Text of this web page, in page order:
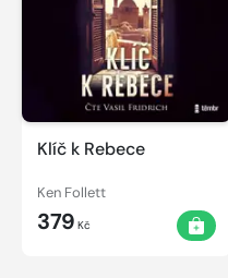
Klíč k Rebece
Ken Follett
379 Kč